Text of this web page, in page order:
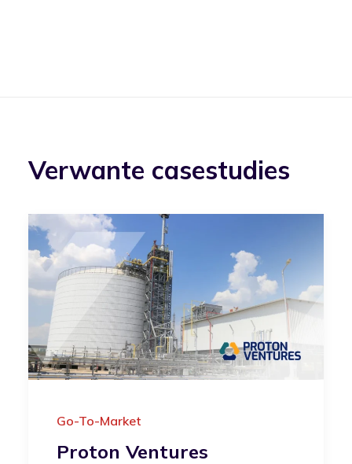
Verwante casestudies
Go-To-Market
Proton Ventures